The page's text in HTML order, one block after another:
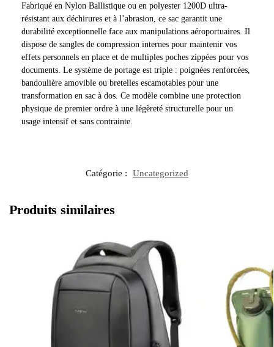
Fabriqué en Nylon Ballistique ou en polyester 1200D ultra-
résistant aux déchirures et à l’abrasion, ce sac garantit une
durabilité exceptionnelle face aux manipulations aéroportuaires. Il
dispose de sangles de compression internes pour maintenir vos
effets personnels en place et de multiples poches zippées pour vos
documents. Le système de portage est triple : poignées renforcées,
bandoulière amovible ou bretelles escamotables pour une
transformation en sac à dos. Ce modèle combine une protection
physique de premier ordre à une légèreté structurelle pour un
usage intensif et sans contrainte.
Catégorie : Uncategorized
Produits similaires